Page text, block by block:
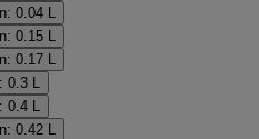
0.04 L
0.15 L
0.17 L
L
L
0.42 L